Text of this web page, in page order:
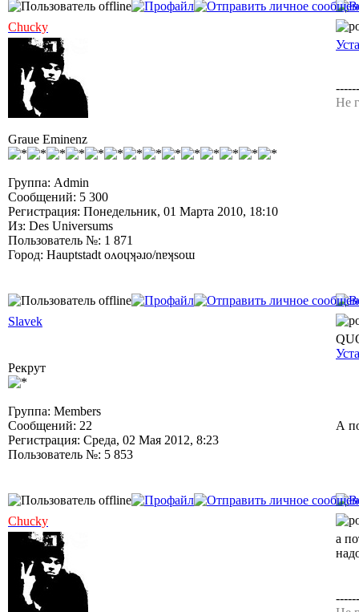
Chucky
Graue Eminenz
Группа: Admin
Сообщений: 5 300
Регистрация: Понедельник, 01 Марта 2010, 18:10
Из: Des Universums
Пользователь №: 1 871
Город: Hauptstadt oʌoɥʞǝɹo/nɐʞsoɯ
Не
Slavek
Рекрут
Группа: Members
Сообщений: 22
Регистрация: Среда, 02 Мая 2012, 8:23
Пользователь №: 5 853
А
Chucky
а